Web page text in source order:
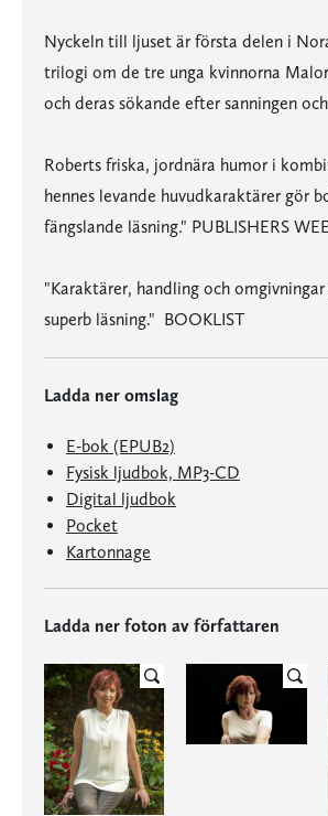
Nyckeln till ljuset är första delen i
trilogi om de tre unga kvinnorna
och deras sökande efter sanningen
Roberts friska, jordnära humor i
hennes levande huvudkaraktärer gör
fängslande läsning." PUBLISHERS
"Karaktärer, handling och
superb läsning." BOOKLIST
Ladda ner omslag
E-bok (EPUB2)
Fysisk ljudbok, MP3-CD
Digital ljudbok
Pocket
Kartonnage
Ladda ner foton av författaren